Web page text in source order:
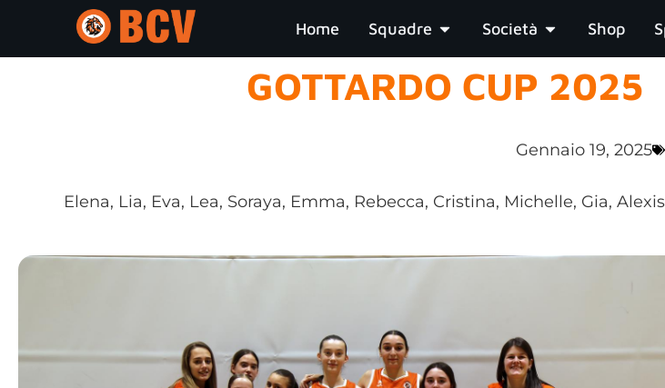
Home Squadre Società Shop
GOTTARDO CUP 2025
Gennaio 19, 2025
Elena, Lia, Eva, Lea, Soraya, Emma, Rebecca, Cristina, Michelle, Gia, Alexis